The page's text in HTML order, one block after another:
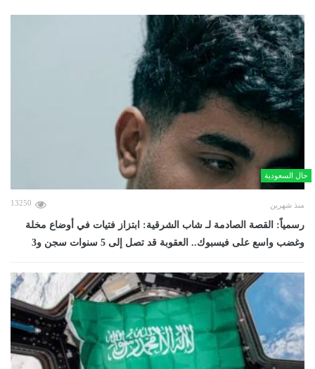
حال السعودية
منذ شهرين 13250
رسمياً: القصة الصادمة لـ شاب الشرقية: ابتزاز فتيات في أوضاع مخلة
وغضب واسع على فيسبوك.. العقوبة قد تصل إلى 5 سنوات سجن و3